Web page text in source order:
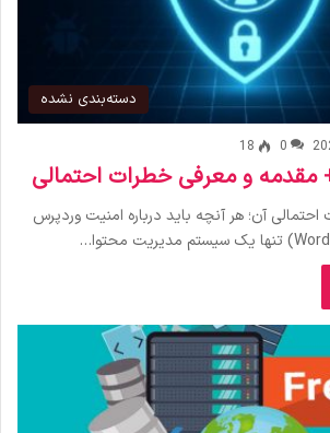
دسته‌بندی نشده
0
18
مقدمه و معرفی خطرات احتمالی
آن؛ هر آنچه باید درباره امنیت وردپرس